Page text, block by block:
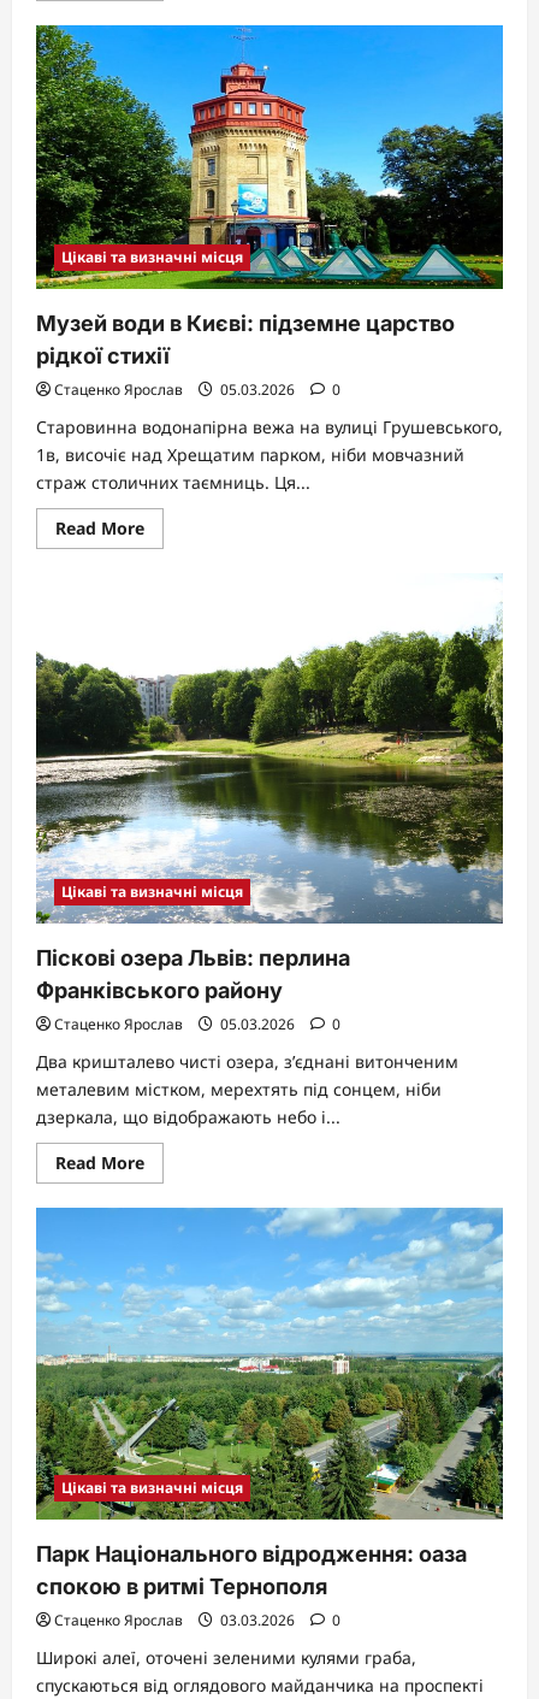
Чорний
бурхлива
Карпат
і
священна
ріка
гуцулів
Цікаві та визначні місця
Музей води в Києві: підземне царство
рідкої стихії
Стаценко Ярослав 05.03.2026 0
Старовинна водонапірна вежа на вулиці Грушевського,
1в, височіє над Хрещатим парком, ніби мовчазний
страж столичних таємниць. Ця...
Read MoreRead
more
рідкої
стихії
Цікаві та визначні місця
Піскові озера Львів: перлина
Франківського району
Стаценко Ярослав 05.03.2026 0
Два кришталево чисті озера, з’єднані витонченим
металевим містком, мерехтять під сонцем, ніби
дзеркала, що відображають небо і...
Read MoreRead
more
Піскові
озера
перлина
Франківського
району
Цікаві та визначні місця
Парк Національного відродження: оаза
спокою в ритмі Тернополя
Стаценко Ярослав 03.03.2026 0
Широкі алеї, оточені зеленими кулями граба,
спускаються від оглядового майданчика на проспекті